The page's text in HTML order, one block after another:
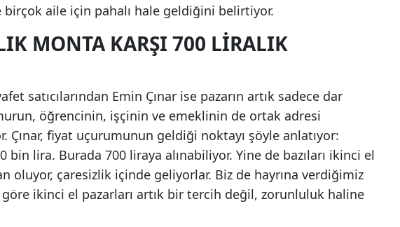
aile için pahalı hale geldiğini belirtiyor.
MONTA KARŞI 700 LIRALIK
satıcılarından Emin Çınar ise pazarın artık sadece dar
öğrencinin, işçinin ve emeklinin de ortak adresi
Çınar, fiyat uçurumunun geldiği noktayı şöyle anlatıyor:
bin lira. Burada 700 liraya alınabiliyor. Yine de bazıları ikinci el
oluyor, çaresizlik içinde geliyorlar. Biz de hayrına verdiğimiz
göre ikinci el pazarları artık bir tercih değil, zorunluluk haline